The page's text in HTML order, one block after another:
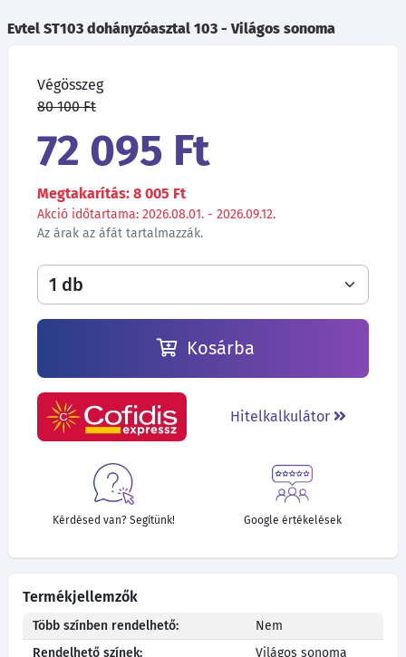
Evtel ST103 dohányzóasztal 103 - Világos sonoma
Végösszeg
80 100 Ft
72 095 Ft
Megtakarítás: 8 005 Ft
Akció időtartama: 2026.08.01. - 2026.09.12.
Az árak az áfát tartalmazzák.
Kosárba
Hitelkalkulátor
Kérdésed van? Segítünk! Google értékelések
Termékjellemzők
Több színben rendelhető:
Nem
Rendelhető színek:
Világos sonoma